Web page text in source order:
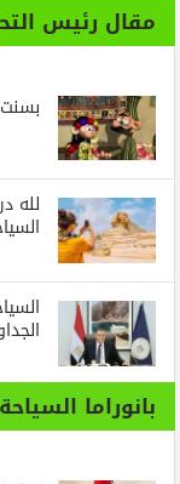
مقال رئيس
لله
بانوراما